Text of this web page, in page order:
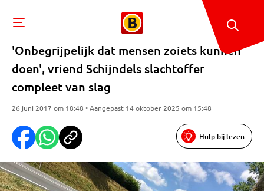
'Onbegrijpelijk dat mensen zoiets kunnen
doen', vriend Schijndels slachtoffer
compleet van slag
26 juni 2017 om 18:48 • Aangepast 14 oktober 2025 om 15:48
Hulp bij lezen